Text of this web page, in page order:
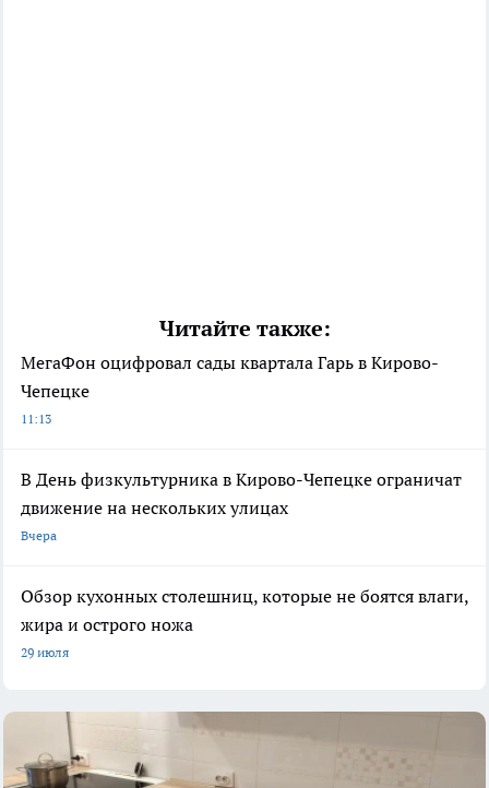
Читайте также:
МегаФон оцифровал сады квартала Гарь в Кирово-
Чепецке
11:13
В День физкультурника в Кирово-Чепецке ограничат
движение на нескольких улицах
Вчера
Обзор кухонных столешниц, которые не боятся влаги,
жира и острого ножа
29 июля